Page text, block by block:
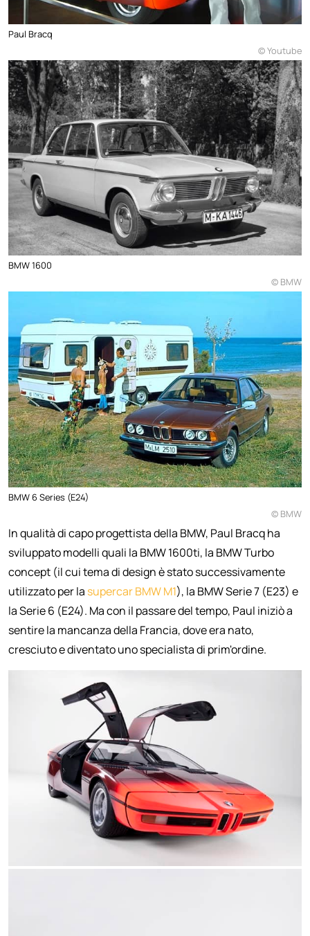
Paul Bracq
© Youtube
BMW 1600
© BMW
BMW 6 Series (E24)
© BMW
In qualità di capo progettista della BMW, Paul Bracq ha
sviluppato modelli quali la BMW 1600ti, la BMW Turbo
concept (il cui tema di design è stato successivamente
utilizzato per la supercar BMW M1), la BMW Serie 7 (E23) e
la Serie 6 (E24). Ma con il passare del tempo, Paul iniziò a
sentire la mancanza della Francia, dove era nato,
cresciuto e diventato uno specialista di prim'ordine.